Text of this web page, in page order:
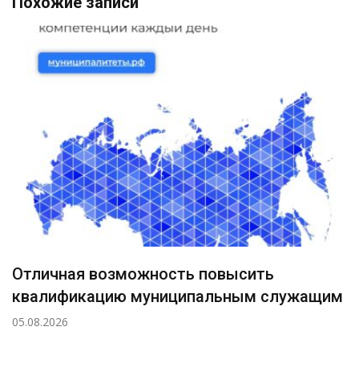
Отличная возможность повысить
квалификацию муниципальным служащим
05.08.2026